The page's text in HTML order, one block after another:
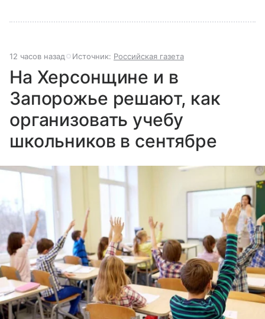
12 часов назад Источник: Российская газета
На Херсонщине и в
Запорожье решают, как
организовать учебу
школьников в сентябре